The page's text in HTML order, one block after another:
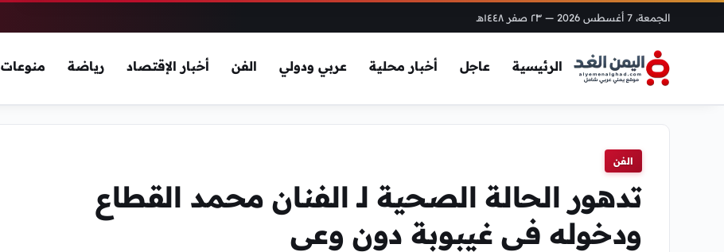
الجمعة، 7 أغسطس 2026 — ٢٣ صفر ١٤٤٨هـ
الرئيسية عاجل أخبار محلية عربي ودولي الفن أخبار الإقتصاد رياضة منوعات
الفن
تدهور الحالة الصحية لـ الفنان محمد القطاع
ودخوله في غيبوبة دون وعي